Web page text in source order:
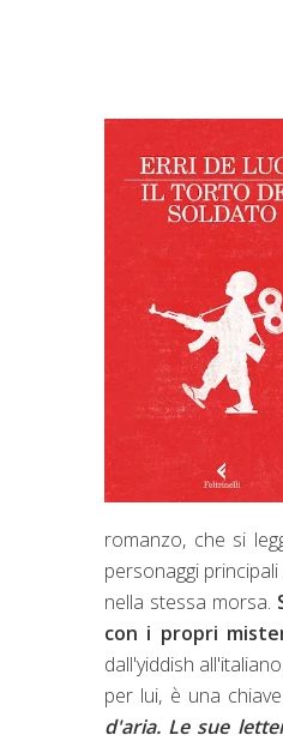
romanzo, che si
personaggi
nella stessa morsa.
con i propri
dall'yiddish
per lui, è una
d'aria. Le sue